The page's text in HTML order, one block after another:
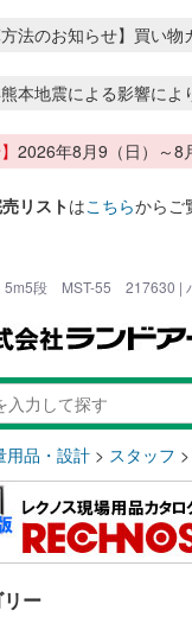
法のお知らせ】買い
本地震による影響によ
2026年8月9（日）～8
リストはこちらからご
段 MST-55 217630 |
用品・設計 > スタッフ >
ー